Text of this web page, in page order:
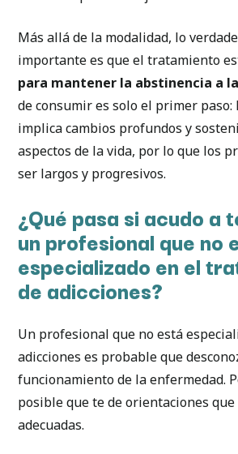
Más allá de la modalidad, lo
importante es que el tratamiento
para mantener la abstinencia a
de consumir es solo el primer
implica cambios profundos y
aspectos de la vida, por lo que los
ser largos y progresivos.
¿Qué pasa si acudo a
un profesional que no
especializado en el
de adicciones?
Un profesional que no está
adicciones es probable que
funcionamiento de la enfermedad.
posible que te de orientaciones
adecuadas.